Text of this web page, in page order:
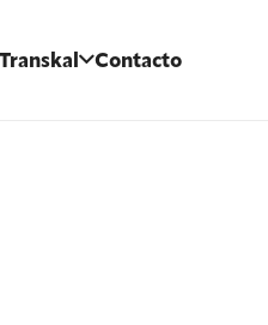
Contacto